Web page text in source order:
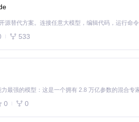
通过技能宝石组合实现"软件-硬件"协同，模
时验证装备组合是否满足技能需求，如"敏捷
新手应优先关注"核心装备+支持装备"的2+3
加成。这种配置方式平衡了成本和性能，
戏底层的"算法逻辑"
之一是其精确的伤害计算系统，它基于游戏
通过调整单一变量（如增加10%暴击伤害）
不同怪物抗性、地图词缀和玩家状态（如药
533
0 0